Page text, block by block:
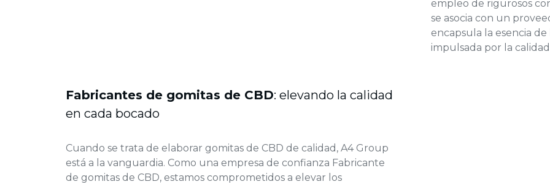
empleo de rigurosos
se asocia con un
encapsula la esencia
impulsada por la
Fabricantes de gomitas de CBD: elevando la calidad
en cada bocado
Cuando se trata de elaborar gomitas de CBD de calidad, A4 Group
está a la vanguardia. Como una empresa de confianza Fabricante
de gomitas de CBD, estamos comprometidos a elevar los